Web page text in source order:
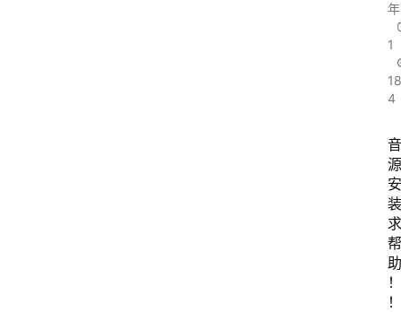
1
4
音
源
安
装
求
帮
助
！
！